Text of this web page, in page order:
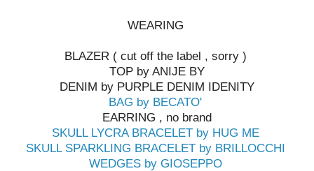
WEARING
BLAZER ( cut off the label , sorry )
TOP by ANIJE BY
DENIM by PURPLE DENIM IDENITY
BAG by BECATO'
EARRING , no brand
SKULL LYCRA BRACELET by HUG ME
SKULL SPARKLING BRACELET by BRILLOCCHI
WEDGES by GIOSEPPO